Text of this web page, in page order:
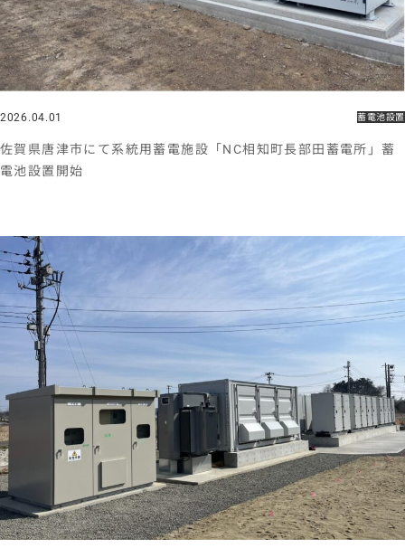
2026.04.01 蓄電池設置
佐賀県唐津市にて系統用蓄電施設「NC相知町長部田蓄電所」蓄
電池設置開始